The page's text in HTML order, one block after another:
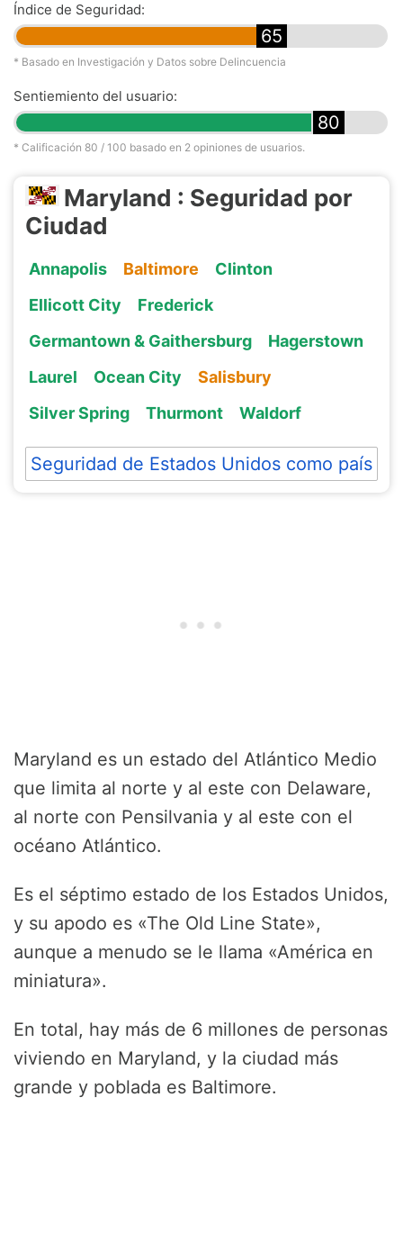
Índice de Seguridad:
65
* Basado en Investigación y Datos sobre Delincuencia
Sentiemiento del usuario:
80
* Calificación 80 / 100 basado en 2 opiniones de usuarios.
Maryland : Seguridad por
Ciudad
Annapolis Baltimore
Clinton
Ellicott City
Frederick
Germantown & Gaithersburg
Hagerstown
Laurel
Ocean City
Salisbury
Silver Spring
Thurmont Waldorf
Seguridad de Estados Unidos como país
Maryland es un estado del Atlántico Medio
que limita al norte y al este con Delaware,
al norte con Pensilvania y al este con el
océano Atlántico.
Es el séptimo estado de los Estados Unidos,
y su apodo es «The Old Line State»,
aunque a menudo se le llama «América en
miniatura».
En total, hay más de 6 millones de personas
viviendo en Maryland, y la ciudad más
grande y poblada es Baltimore.